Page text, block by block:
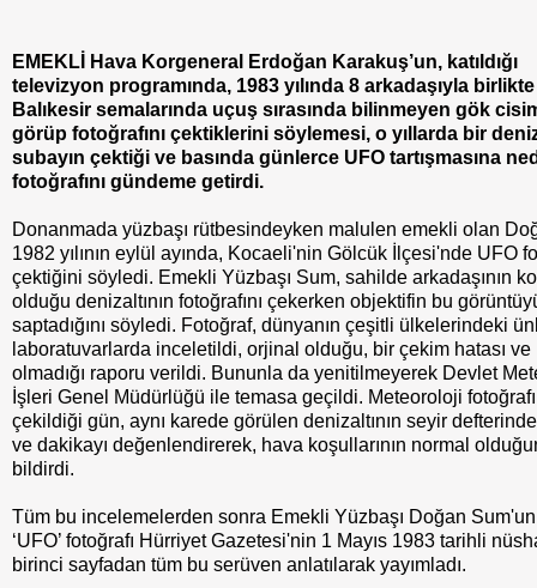
EMEKLİ Hava Korgeneral Erdoğan Karakuş’un, katıldığı
televizyon programında, 1983 yılında 8 arkadaşıyla birlikte
Balıkesir semalarında uçuş sırasında bilinmeyen gök
görüp fotoğrafını çektiklerini söylemesi, o yıllarda bir
subayın çektiği ve basında günlerce UFO tartışmasına
fotoğrafını gündeme getirdi.
Donanmada yüzbaşı rütbesindeyken malulen emekli olan
1982 yılının eylül ayında, Kocaeli'nin Gölcük İlçesi'nde UFO
çektiğini söyledi. Emekli Yüzbaşı Sum, sahilde arkadaşının
olduğu denizaltının fotoğrafını çekerken objektifin bu
saptadığını söyledi. Fotoğraf, dünyanın çeşitli ülkelerindeki
laboratuvarlarda inceletildi, orjinal olduğu, bir çekim hatası ve
olmadığı raporu verildi. Bununla da yenitilmeyerek Devlet
İşleri Genel Müdürlüğü ile temasa geçildi. Meteoroloji
çekildiği gün, aynı karede görülen denizaltının seyir
ve dakikayı değenlendirerek, hava koşullarının normal
bildirdi.
Tüm bu incelemelerden sonra Emekli Yüzbaşı Doğan
‘UFO’ fotoğrafı Hürriyet Gazetesi'nin 1 Mayıs 1983 tarihli
birinci sayfadan tüm bu serüven anlatılarak yayımladı.